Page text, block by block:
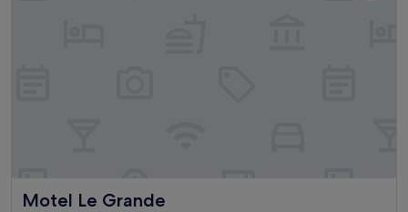
Motel Le Grande
Motel Le Grande